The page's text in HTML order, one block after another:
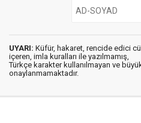
UYARI: Küfür, hakaret, rencide edici
içeren, imla kuralları ile yazılmamış,
Türkçe karakter kullanılmayan ve
onaylanmamaktadır.